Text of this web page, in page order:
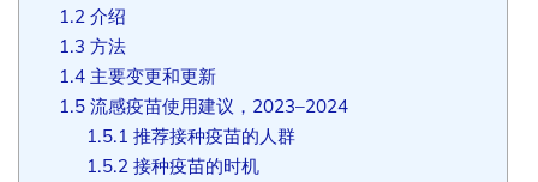
1.2 介绍
1.3 方法
1.4主要变更和更新
1.5流感疫苗使用建议，2023–2024
1.5.1 推荐接种疫苗的人群
1.5.2 接种疫苗的时机